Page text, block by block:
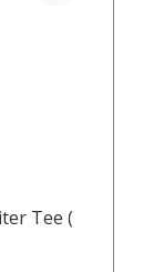
Tee (